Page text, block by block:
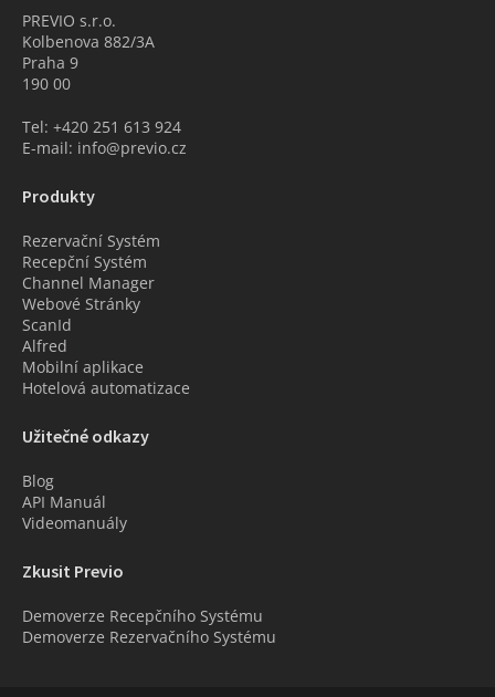
PREVIO s.r.o.
Kolbenova 882/3A
Praha 9
190 00
Tel: +420 251 613 924
E-mail: info@previo.cz
Produkty
Rezervační Systém
Recepční Systém
Channel Manager
Webové Stránky
ScanId
Alfred
Mobilní aplikace
Hotelová automatizace
Užitečné odkazy
Blog
API Manuál
Videomanuály
Zkusit Previo
Demoverze Recepčního Systému
Demoverze Rezervačního Systému